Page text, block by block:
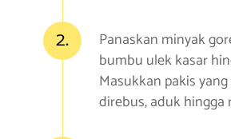
2.
Panaskan minyak
bumbu ulek kasar
Masukkan pakis
direbus, aduk hingga